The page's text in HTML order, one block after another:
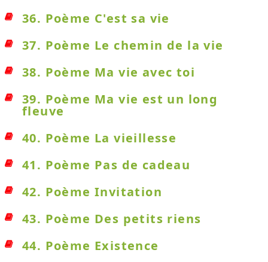
36. Poème C'est sa vie
37. Poème Le chemin de la vie
38. Poème Ma vie avec toi
39. Poème Ma vie est un long
fleuve
40. Poème La vieillesse
41. Poème Pas de cadeau
42. Poème Invitation
43. Poème Des petits riens
44. Poème Existence